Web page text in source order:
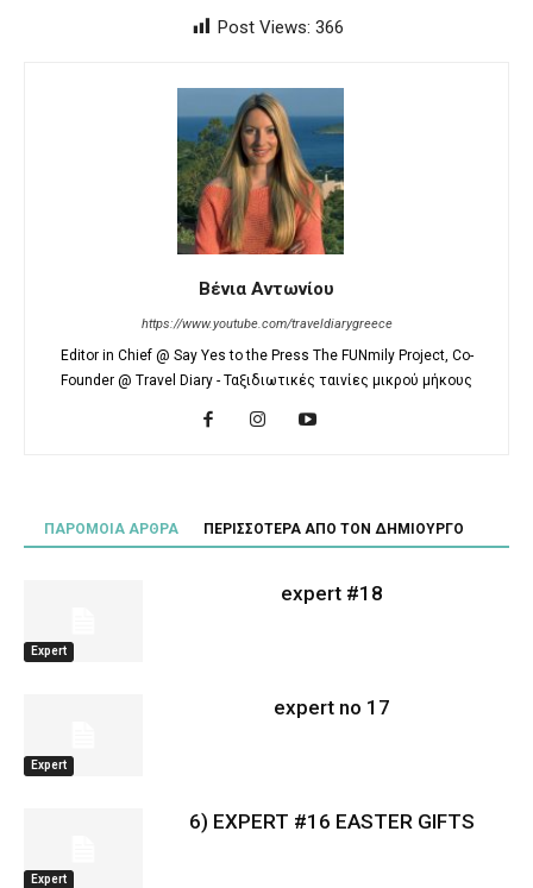
Post Views: 366
Βένια Αντωνίου
https://www.youtube.com/traveldiarygreece
Editor in Chief @ Say Yes to the Press The FUNmily Project, Co-
Founder @ Travel Diary - Ταξιδιωτικές ταινίες μικρού μήκους
ΠΑΡΟΜΟΙΑ ΑΡΘΡΑ ΠΕΡΙΣΣΟΤΕΡΑ ΑΠΟ ΤΟΝ ΔΗΜΙΟΥΡΓΟ
Expert
expert #18
Expert
expert no 17
Expert
6) EXPERT #16 EASTER GIFTS